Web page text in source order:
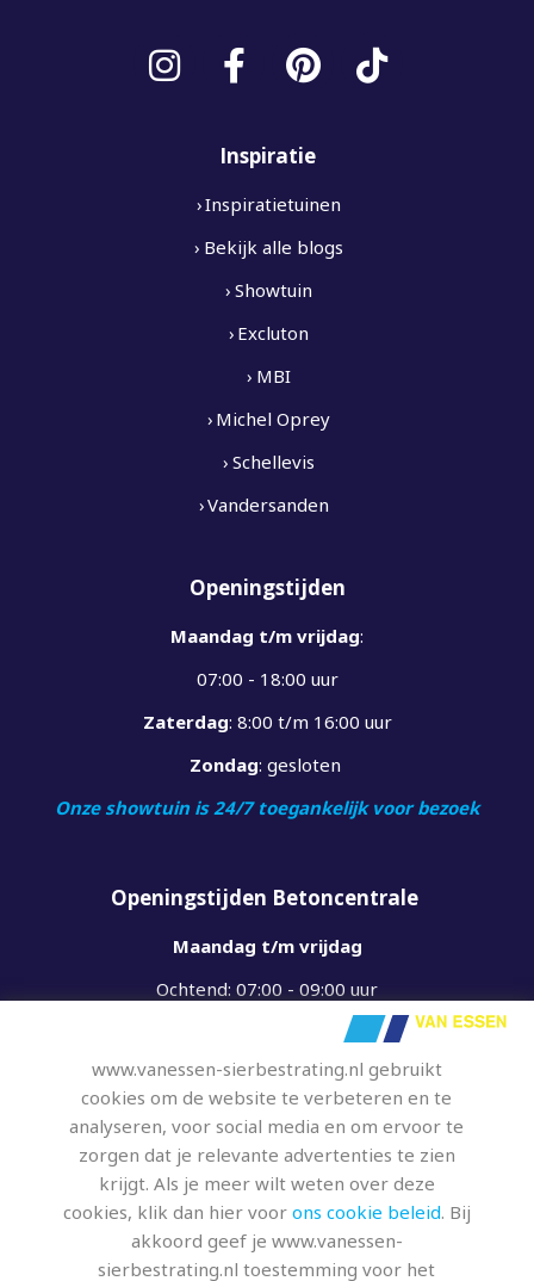
Inspiratie
Inspiratietuinen
Bekijk alle blogs
Showtuin
Excluton
MBI
Michel Oprey
Schellevis
Vandersanden
Openingstijden
Maandag t/m vrijdag:
07:00 - 18:00 uur
Zaterdag: 8:00 t/m 16:00 uur
Zondag: gesloten
Onze showtuin is 24/7 toegankelijk voor bezoek
Openingstijden Betoncentrale
Maandag t/m vrijdag
Ochtend: 07:00 - 09:00 uur
Middag: 13:00 - 15:00 uur
Zaterdag: op afspraak
Zondag: gesloten
www.vanessen-sierbestrating.nl gebruikt
cookies om de website te verbeteren en te
analyseren, voor social media en om ervoor te
zorgen dat je relevante advertenties te zien
krijgt. Als je meer wilt weten over deze
cookies, klik dan hier voor ons cookie beleid. Bij
akkoord geef je www.vanessen-
sierbestrating.nl toestemming voor het